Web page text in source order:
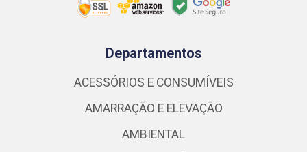
Departamentos
ACESSÓRIOS E CONSUMÍVEIS
AMARRAÇÃO E ELEVAÇÃO
AMBIENTAL